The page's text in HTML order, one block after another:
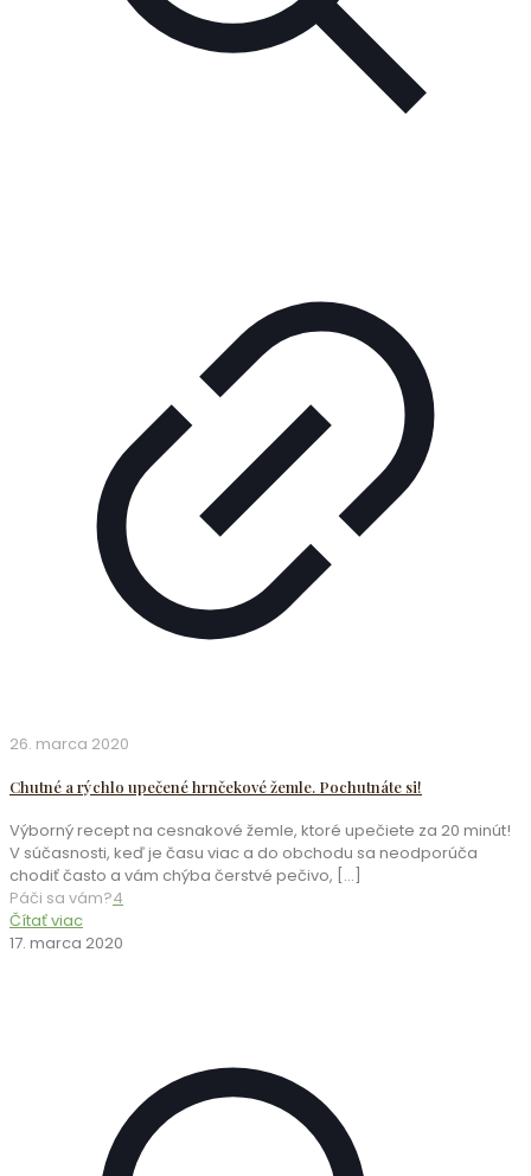
26. marca 2020
Chutné a rýchlo upečené hrnčekové žemle. Pochutnáte si!
Výborný recept na cesnakové žemle, ktoré upečiete za 20 minút!
V súčasnosti, keď je času viac a do obchodu sa neodporúča
chodiť často a vám chýba čerstvé pečivo, […]
Páči sa vám?4
Čítať viac
17. marca 2020